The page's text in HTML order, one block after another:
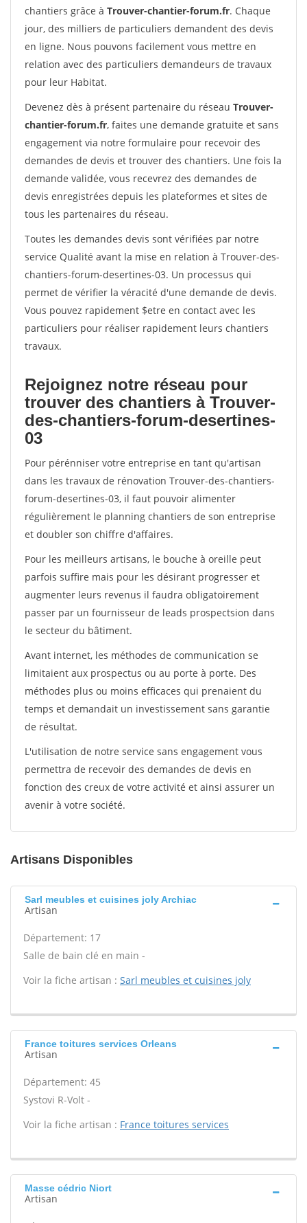
chantiers grâce à Trouver-chantier-forum.fr. Chaque
jour, des milliers de particuliers demandent des devis
en ligne. Nous pouvons facilement vous mettre en
relation avec des particuliers demandeurs de travaux
pour leur Habitat.
Devenez dès à présent partenaire du réseau Trouver-
chantier-forum.fr, faites une demande gratuite et sans
engagement via notre formulaire pour recevoir des
demandes de devis et trouver des chantiers. Une fois la
demande validée, vous recevrez des demandes de
devis enregistrées depuis les plateformes et sites de
tous les partenaires du réseau.
Toutes les demandes devis sont vérifiées par notre
service Qualité avant la mise en relation à Trouver-des-
chantiers-forum-desertines-03. Un processus qui
permet de vérifier la véracité d'une demande de devis.
Vous pouvez rapidement $etre en contact avec les
particuliers pour réaliser rapidement leurs chantiers
travaux.
Rejoignez notre réseau pour
trouver des chantiers à Trouver-
des-chantiers-forum-desertines-
03
Pour pérénniser votre entreprise en tant qu'artisan
dans les travaux de rénovation Trouver-des-chantiers-
forum-desertines-03, il faut pouvoir alimenter
régulièrement le planning chantiers de son entreprise
et doubler son chiffre d'affaires.
Pour les meilleurs artisans, le bouche à oreille peut
parfois suffire mais pour les désirant progresser et
augmenter leurs revenus il faudra obligatoirement
passer par un fournisseur de leads prospectsion dans
le secteur du bâtiment.
Avant internet, les méthodes de communication se
limitaient aux prospectus ou au porte à porte. Des
méthodes plus ou moins efficaces qui prenaient du
temps et demandait un investissement sans garantie
de résultat.
L'utilisation de notre service sans engagement vous
permettra de recevoir des demandes de devis en
fonction des creux de votre activité et ainsi assurer un
avenir à votre société.
Artisans Disponibles
Sarl meubles et cuisines joly Archiac
Artisan
Département: 17
Salle de bain clé en main -
Voir la fiche artisan : Sarl meubles et cuisines joly
France toitures services Orleans
Artisan
Département: 45
Systovi R-Volt -
Voir la fiche artisan : France toitures services
Masse cédric Niort
Artisan